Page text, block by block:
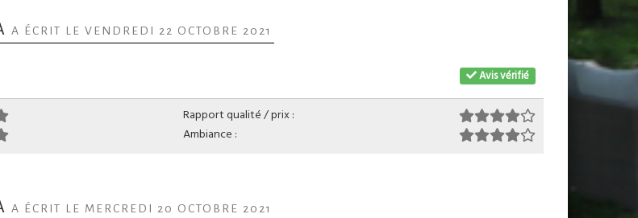
A ÉCRIT LE VENDREDI 22 OCTOBRE 2021
Avis vérifié
Rapport qualité / prix :
Ambiance :
A ÉCRIT LE MERCREDI 20 OCTOBRE 2021